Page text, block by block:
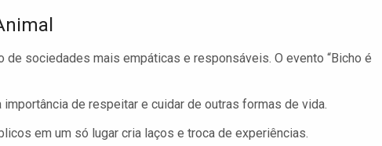
de sociedades mais empáticas e responsáveis. O evento “Bicho é
importância de respeitar e cuidar de outras formas de vida.
em um só lugar cria laços e troca de experiências.